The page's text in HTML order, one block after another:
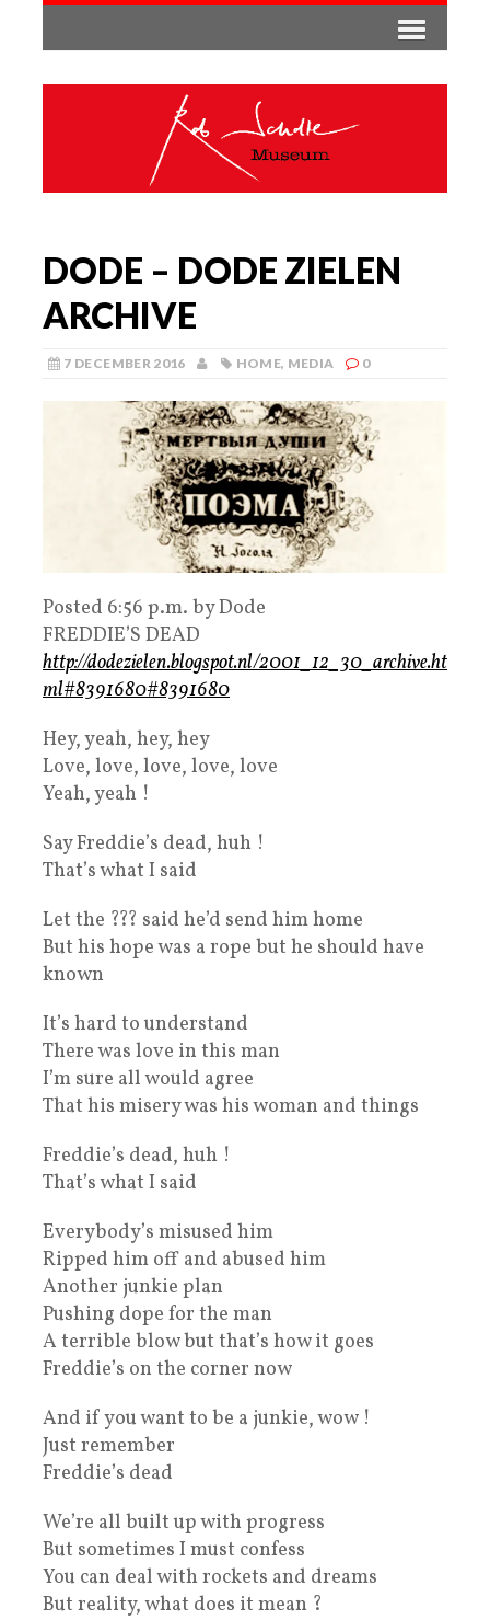
DODE – DODE ZIELEN
ARCHIVE
7 DECEMBER 2016 HOME, MEDIA 0
Posted 6:56 p.m. by Dode
FREDDIE’S DEAD
http://dodezielen.blogspot.nl/2001_12_30_archive.ht
ml#8391680#8391680
Hey, yeah, hey, hey
Love, love, love, love, love
Yeah, yeah !
Say Freddie’s dead, huh !
That’s what I said
Let the ??? said he’d send him home
But his hope was a rope but he should have
known
It’s hard to understand
There was love in this man
I’m sure all would agree
That his misery was his woman and things
Freddie’s dead, huh !
That’s what I said
Everybody’s misused him
Ripped him off and abused him
Another junkie plan
Pushing dope for the man
A terrible blow but that’s how it goes
Freddie’s on the corner now
And if you want to be a junkie, wow !
Just remember
Freddie’s dead
We’re all built up with progress
But sometimes I must confess
You can deal with rockets and dreams
But reality, what does it mean ?